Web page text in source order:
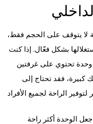
لا يتوقف على الحجم فقط،
بشكل فعّال. إذا كنت
تحتوي على غرفتين
كبيرة، فقد تحتاج إلى
الراحة لجميع الأفراد
الوحدة أكثر راحة